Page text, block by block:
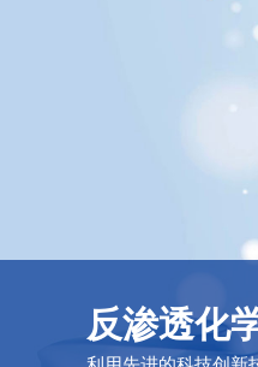
反渗透化